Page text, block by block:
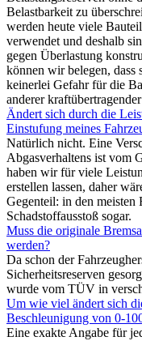
Belastbarkeit zu
werden heute viele
verwendet und deshalb
gegen Überlastung
können wir belegen, dass
keinerlei Gefahr für die
anderer
Ändert sich durch die
Einstufung meines
Natürlich nicht. Eine
Abgasverhaltens ist vom
haben wir für viele
erstellen lassen, daher
Gegenteil: in den meisten
Schadstoffausstoß sogar.
Muss die originale
werden?
Da schon der
Sicherheitsreserven
wurde vom TÜV in
Um wie viel ändert sich
Beschleunigung von 0-
Eine exakte Angabe für